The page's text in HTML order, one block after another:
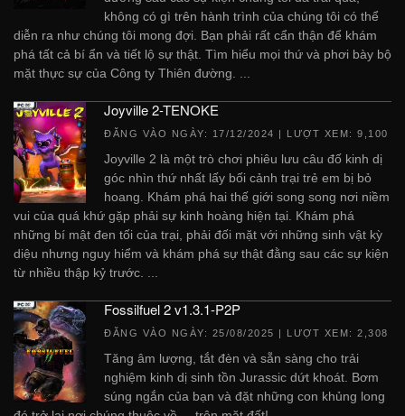
không có gì trên hành trình của chúng tôi có thể
diễn ra như chúng tôi mong đợi. Bạn phải rất cẩn thận để khám
phá tất cả bí ẩn và tiết lộ sự thật. Tìm hiểu mọi thứ và phơi bày bộ
mặt thực sự của Công ty Thiên đường. ...
Joyville 2-TENOKE
ĐĂNG VÀO NGÀY: 17/12/2024 | LƯỢT XEM: 9,100
Joyville 2 là một trò chơi phiêu lưu câu đố kinh dị
góc nhìn thứ nhất lấy bối cảnh trại trẻ em bị bỏ
hoang. Khám phá hai thế giới song song nơi niềm
vui của quá khứ gặp phải sự kinh hoàng hiện tại. Khám phá
những bí mật đen tối của trại, phải đối mặt với những sinh vật kỳ
diệu nhưng nguy hiểm và khám phá sự thật đằng sau các sự kiện
từ nhiều thập kỷ trước. ...
Fossilfuel 2 v1.3.1-P2P
ĐĂNG VÀO NGÀY: 25/08/2025 | LƯỢT XEM: 2,308
Tăng âm lượng, tắt đèn và sẵn sàng cho trải
nghiệm kinh dị sinh tồn Jurassic dứt khoát. Bơm
súng ngắn của bạn và đặt những con khủng long